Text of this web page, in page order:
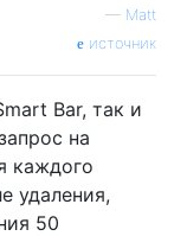
— Matt
источник
Bar, так и
на
каждого
удаления,
50